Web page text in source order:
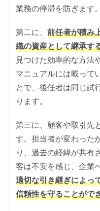
業務の停滞を防ぎます。
第二に、 前任者が積み
織の資産として継承す
見つけた効率的な方法
マニュアルには載って
とで、後任者は同じ試
ります。
第三に、顧客や取引先
す。担当者が変わった
り、過去の経緯が共有
客は不安を感じ、企業
適切な引き継ぎによっ
信頼性を守ることがで